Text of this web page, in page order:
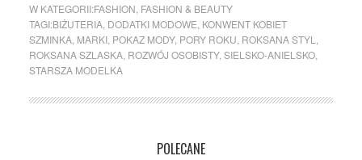
W KATEGORII:FASHION FASHION & BEAUTY
TAGI:BIŻUTERIA, DODATKI MODOWE KONWENT KOBIET
SZMINKA, MARKI, POKAZ MODY, PORY ROKU ROKSANA STYL
ROKSANA SZLASKA, ROZWÓJ OSOBISTY, SIELSKO-ANIELSKO,
STARSZA MODELKA
POLECANE